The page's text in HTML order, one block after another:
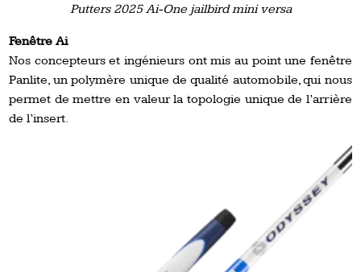
Putters 2025 Ai-One jailbird mini versa
Fenêtre Ai
Nos concepteurs et ingénieurs ont mis au point une fenêtre
Panlite, un polymère unique de qualité automobile, qui nous
permet de mettre en valeur la topologie unique de l’arrière
de l’insert.